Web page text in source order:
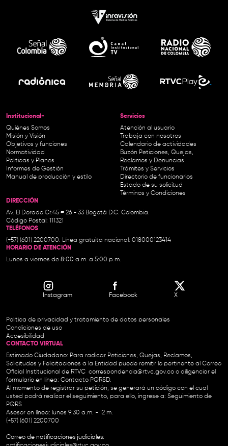
Institucional-
Quiénes Somos
Misión y Visión
Objetivos y funciones
Normatividad
Políticas y Planes
Informes de Gestión
Manual de producción y estilo
Servicios
Atención al usuario
Trabaja con nosotros
Calendario de actividades
Buzón Peticiones, Quejas,
Reclamos y Denuncias
Trámites y Servicios
Directorio de funcionarios
Estado de su solicitud
Términos y Condiciones
DIRECCIÓN
Av. El Dorado Cr.45 # 26 - 33 Bogotá D.C. Colombia.
Código Postal: 111321
TELÉFONOS
(+57) (601) 2200700. Línea gratuita nacional: 018000123414
HORARIO DE ATENCIÓN
Lunes a viernes de 8:00 a.m. a 5:00 p.m.
Instagram Facebook X
Política de privacidad y tratamiento de datos personales
Condiciones de uso
Accesibilidad
CONTACTO VIRTUAL
Estimado Ciudadano: Para radicar Peticiones, Quejas, Reclamos,
Solicitudes y Felicitaciones a la Entidad puede remitir lo pertinente al Correo
Oficial Institucional de RTVC correspondencia@rtvc.gov.co o diligenciar el
formulario en línea: Contacto PQRSD.
Al momento de registrar su petición, se generará un código con el cual
usted podrá realizar el seguimiento, para ello, ingrese a: Seguimiento de
PQRS
Asesor en línea: lunes 9:30 a.m. - 12 m.
(+57) (601) 2200700
Correo de notificaciones judiciales: